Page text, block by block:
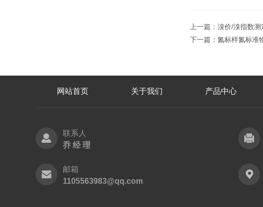
上一篇： 溴价/溴指数
下一篇： 氮标样氮标准
网站首页 关于我们 产品中心
联系人
乔 经 理
邮箱
1105563983@qq.com